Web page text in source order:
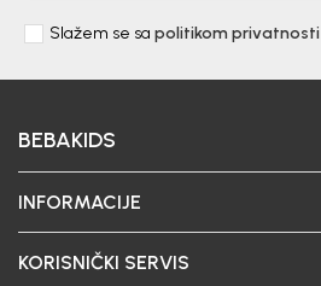
Slažem se sa politikom privatnosti
BEBAKIDS
INFORMACIJE
KORISNIČKI SERVIS